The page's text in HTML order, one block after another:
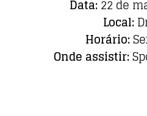
Data:22 de
Local:
Horário:
Onde assistir: